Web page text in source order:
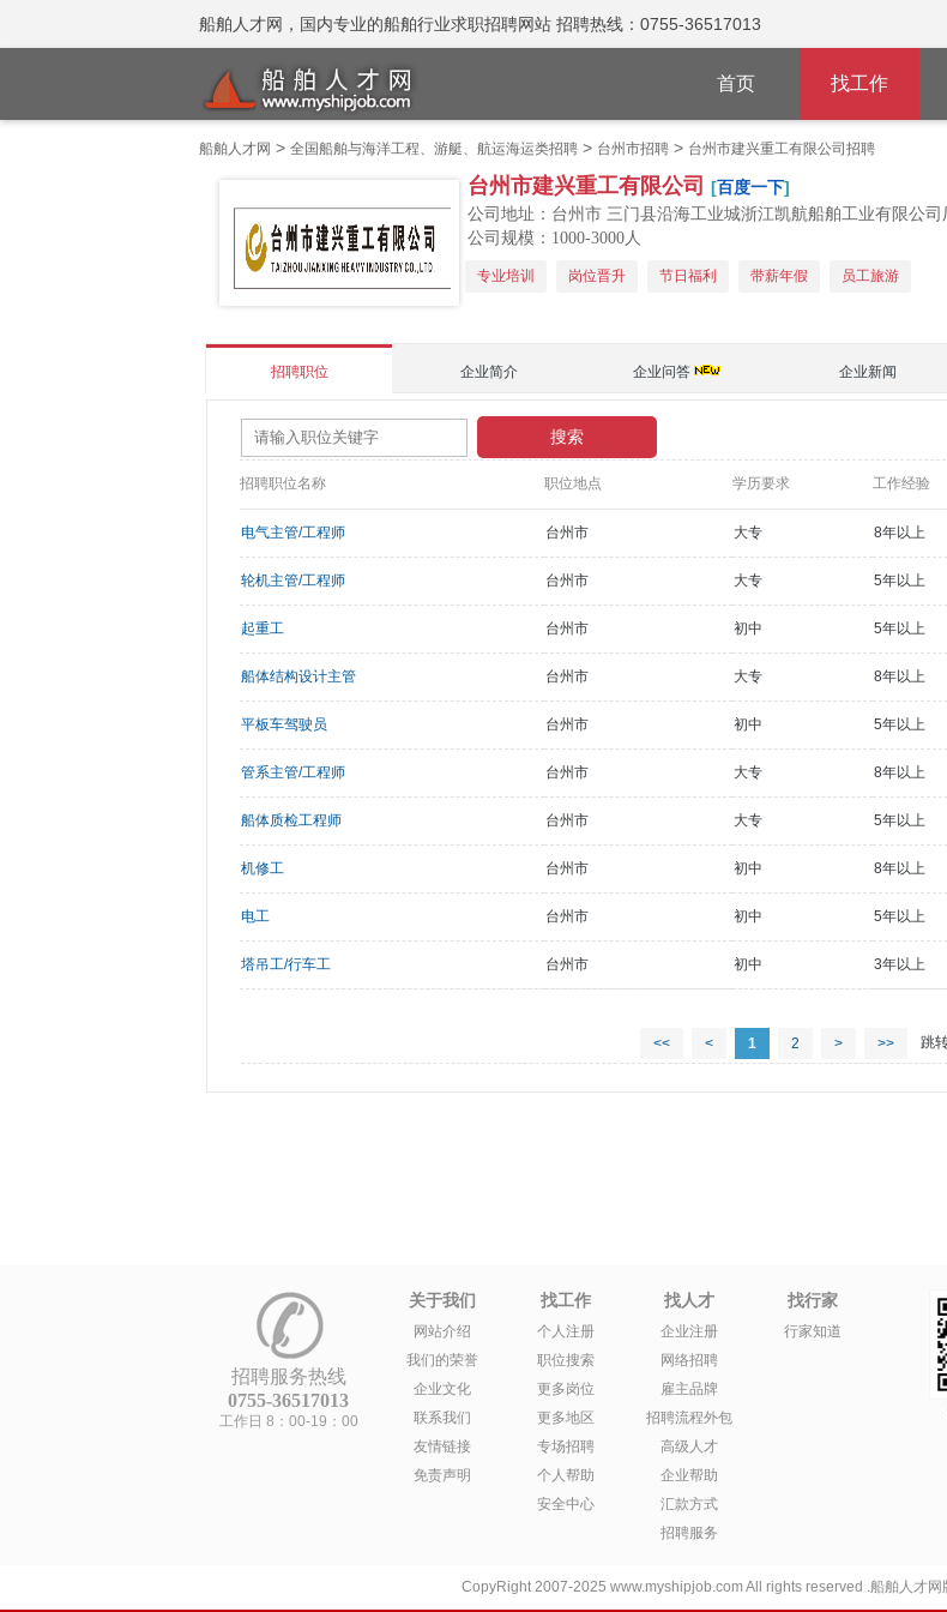
船舶人才网，国内专业的船舶行业求职招聘网站 招聘热线：0755-36517013
首页 找工作
船舶人才网 > 全国船舶与海洋工程、游艇、航运海运类招聘> 台州市招聘> 台州市建兴重工有限公司招聘
台州市建兴重工有限公司 [百度一下]
公司地址：台州市 三门县沿海工业城浙江凯航船舶工业有限公司
公司规模：1000-3000人
专业培训 岗位晋升 节日福利 带薪年假
员工旅游
招聘职位 企业简介 企业问答 企业新闻
招聘职位名称 职位地点 学历要求 工作经验
电气主管/工程师 台州市 大专 8年以上
轮机主管/工程师 台州市 大专 5年以上
起重工 台州市 初中 5年以上
船体结构设计主管 台州市 大专 8年以上
平板车驾驶员 台州市 初中 5年以上
管系主管/工程师 台州市 大专 8年以上
船体质检工程师 台州市 大专 5年以上
机修工 台州市 初中 8年以上
电工 台州市 初中 5年以上
塔吊工/行车工 台州市 初中 3年以上
<< < 1 2 > >> 跳
招聘服务热线
0755-36517013
工作日 8：00-19：00
关于我们
网站介绍
我们的荣誉
企业文化
联系我们
友情链接
免责声明
找工作
个人注册
职位搜索
更多岗位
更多地区
专场招聘
个人帮助
安全中心
找人才
企业注册
网络招聘
雇主品牌
招聘流程外包
高级人才
企业帮助
汇款方式
招聘服务
找行家
行家知道
CopyRight 2007-2025 www.myshipjob.com All rights reserved .船舶人才网